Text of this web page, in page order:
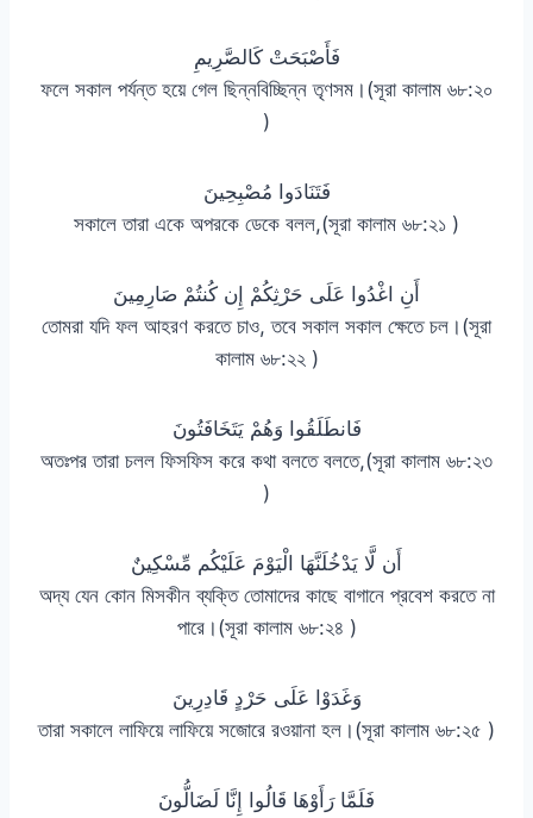
فَأَصْبَحَتْ كَالصَّرِيمِ
ফলে সকাল পর্যন্ত হয়ে গেল ছিন্নবিচ্ছিন্ন তৃণসম।(সূরা কালাম ৬৮:২০
)
فَتَنَادَوا مُصْبِحِينَ
সকালে তারা একে অপরকে ডেকে বলল,(সূরা কালাম ৬৮:২১ )
أَنِ اغْدُوا عَلَى حَرْثِكُمْ إِن كُنتُمْ صَارِمِينَ
তোমরা যদি ফল আহরণ করতে চাও, তবে সকাল সকাল ক্ষেতে চল।(সূরা
কালাম ৬৮:২২ )
فَانطَلَقُوا وَهُمْ يَتَخَافَتُونَ
অতঃপর তারা চলল ফিসফিস করে কথা বলতে বলতে,(সূরা কালাম ৬৮:২৩
)
أَن لَّا يَدْخُلَنَّهَا الْيَوْمَ عَلَيْكُم مِّسْكِينٌ
অদ্য যেন কোন মিসকীন ব্যক্তি তোমাদের কাছে বাগানে প্রবেশ করতে না
পারে।(সূরা কালাম ৬৮:২৪ )
وَغَدَوْا عَلَى حَرْدٍ قَادِرِينَ
তারা সকালে লাফিয়ে লাফিয়ে সজোরে রওয়ানা হল।(সূরা কালাম ৬৮:২৫ )
فَلَمَّا رَأَوْهَا قَالُوا إِنَّا لَضَالُّونَ